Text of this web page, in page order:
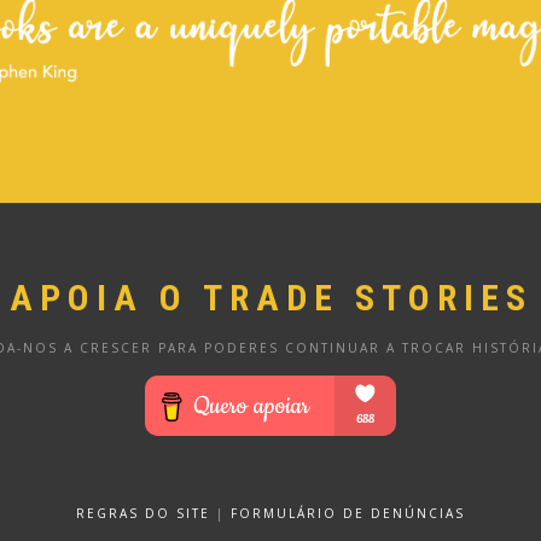
APOIA O TRADE STORIES
NOS A CRESCER PARA PODERES CONTINUAR A TROCAR
REGRAS DO SITE | FORMULÁRIO DE DENÚNCIAS